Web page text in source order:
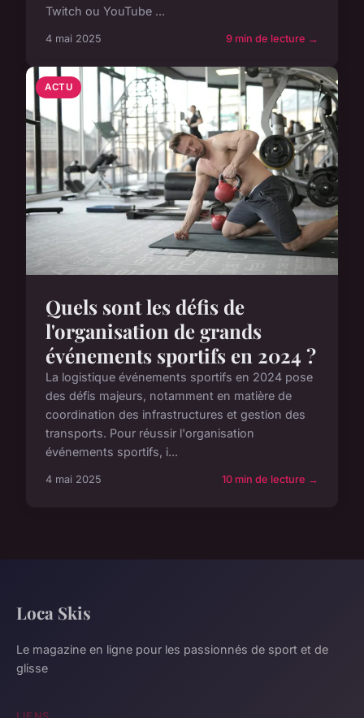
Twitch ou YouTube ...
4 mai 2025 9 min de lecture →
ACTU
Quels sont les défis de
l'organisation de grands
événements sportifs en 2024 ?
La logistique événements sportifs en 2024 pose
des défis majeurs, notamment en matière de
coordination des infrastructures et gestion des
transports. Pour réussir l'organisation
événements sportifs, i...
4 mai 2025 10 min de lecture →
Loca Skis
Le magazine en ligne pour les passionnés de sport et de
glisse